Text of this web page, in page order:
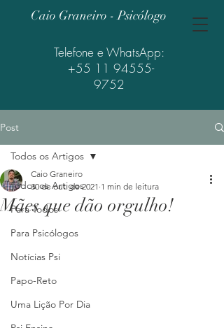
Caio Graneiro - Psicólogo
Telefone e WhatsApp:
+55 11 94555-
9752
Post
Todos os Artigos
Para Todos
Para Psicólogos
Notícias Psi
Papo-Reto
Uma Lição Por Dia
Todos os Artigos
Mães que dão orgulho!
Caio Graneiro
30 de out. de 2021 1 min de leitura